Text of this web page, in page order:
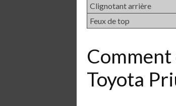
Clignotant arrière
Feux de top
Toyota